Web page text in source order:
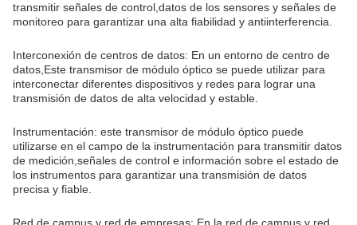
transmitir señales de control,datos de los sensores y señales de
monitoreo para garantizar una alta fiabilidad y antiinterferencia.
Interconexión de centros de datos: En un entorno de centro de
datos,Este transmisor de módulo óptico se puede utilizar para
interconectar diferentes dispositivos y redes para lograr una
transmisión de datos de alta velocidad y estable.
Instrumentación: este transmisor de módulo óptico puede
utilizarse en el campo de la instrumentación para transmitir datos
de medición,señales de control e información sobre el estado de
los instrumentos para garantizar una transmisión de datos
precisa y fiable.